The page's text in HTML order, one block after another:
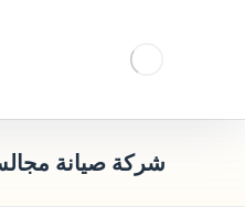
شركة صيانة